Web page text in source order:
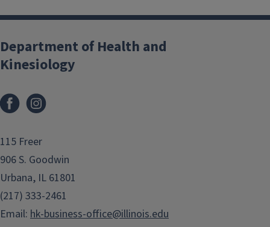
Department of Health and
Kinesiology
Facebook
115 Freer
906 S. Goodwin
Urbana, IL 61801
(217) 333-2461
Email: hk-business-office@illinois.edu